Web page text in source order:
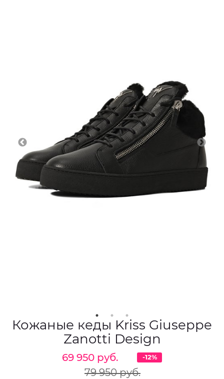
Кожаные кеды Kriss Giuseppe
Zanotti Design
69 950 руб.
79 950 руб.
-12%